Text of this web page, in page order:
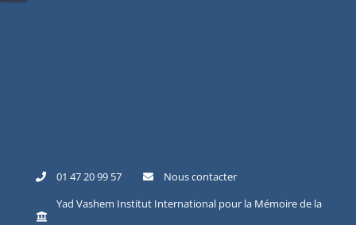
01 47 20 99 57
Nous contacter
Yad Vashem Institut International pour la Mémoire de la